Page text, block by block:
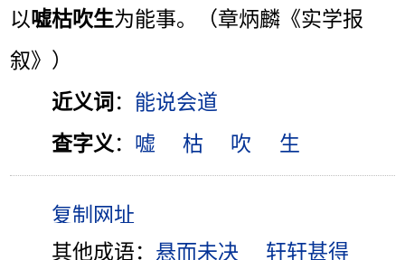
以嘘枯吹生为能事。（章炳麟《实学报
叙》）
近义词 ： 能说会道
查字义 ： 嘘 枯 吹 生
其他成语： 悬而未决 轩轩甚得